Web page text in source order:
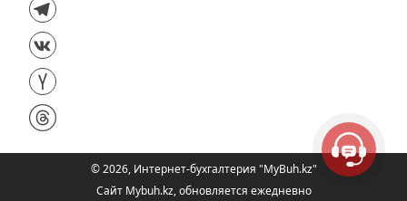
©2026, Интернет-бухгалтерия "MyBuh.kz"
Сайт Mybuh.kz, обновляется ежедневно